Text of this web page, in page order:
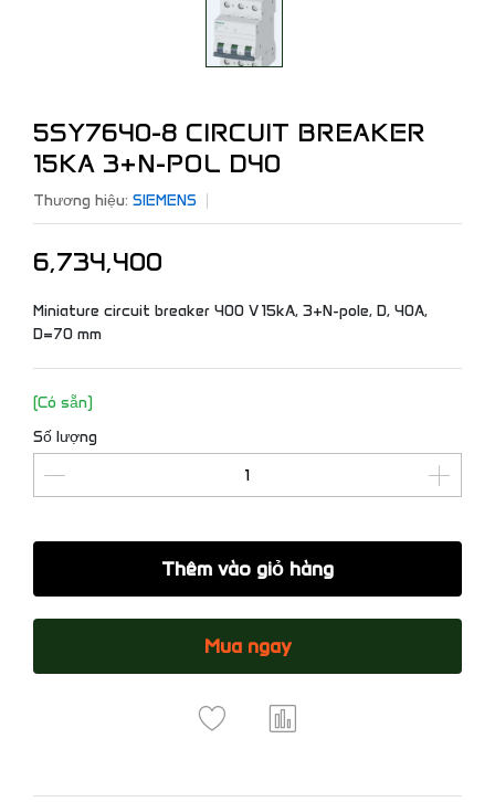
5SY7640-8 CIRCUIT BREAKER
15KA 3+N-POL D40
Thương hiệu: SIEMENS
6,734,400
Miniature circuit breaker 400 V 15kA, 3+N-pole, D, 40A,
D=70 mm
(Có sẵn)
Số lượng
Thêm vào giỏ hàng
Mua ngay